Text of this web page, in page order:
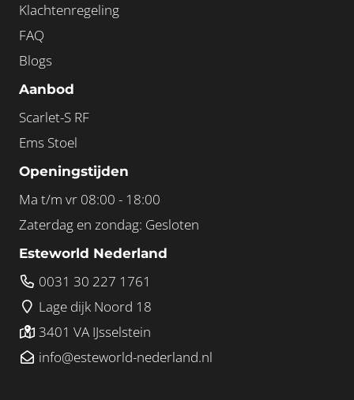
Klachtenregeling
FAQ
Blogs
Aanbod
Scarlet-S RF
Ems Stoel
Openingstijden
Ma t/m vr 08:00 - 18:00
Zaterdag en zondag: Gesloten
Esteworld Nederland
0031 30 227 1761
Lage dijk Noord 18
3401 VA IJsselstein
info@esteworld-nederland.nl